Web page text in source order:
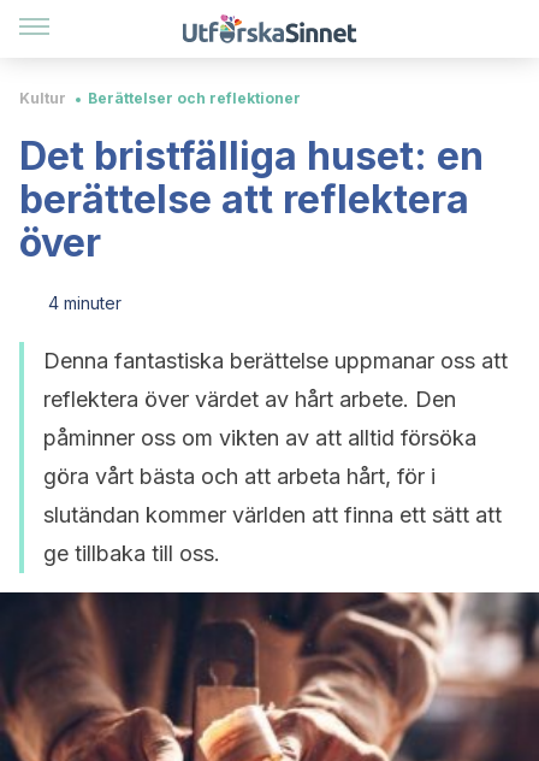
Kultur Berättelser och reflektioner
Det bristfälliga huset: en
berättelse att reflektera
över
4 minuter
Denna fantastiska berättelse uppmanar oss att
reflektera över värdet av hårt arbete. Den
påminner oss om vikten av att alltid försöka
göra vårt bästa och att arbeta hårt, för i
slutändan kommer världen att finna ett sätt att
ge tillbaka till oss.